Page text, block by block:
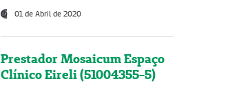
01 de Abril de 2020
Prestador Mosaicum Espaço
Clínico Eireli (51004355-5)